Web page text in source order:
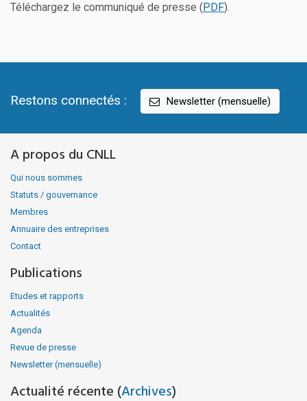
Téléchargez le communiqué de presse (PDF).
Restons connectés : Newsletter (mensuelle)
A propos du CNLL
Qui nous sommes
Statuts / gouvernance
Membres
Annuaire des entreprises
Contact
Publications
Etudes et rapports
Actualités
Agenda
Revue de presse
Newsletter (mensuelle)
Actualité récente (Archives)